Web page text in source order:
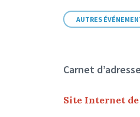
calendar
days
AUTRES
Carnet
Site Internet de